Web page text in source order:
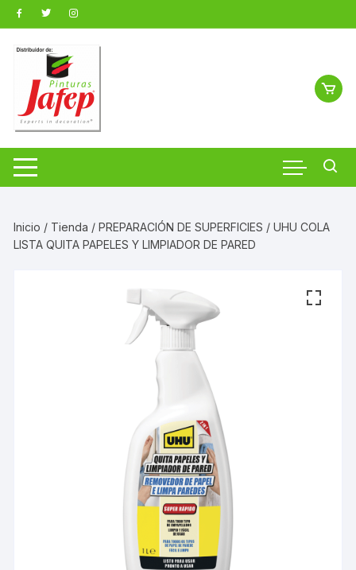
Saltar
al
contenido
Inicio / Tienda /PREPARACIÓN DE SUPERFICIES / UHU COLA
LISTA QUITA PAPELES Y LIMPIADOR DE PARED